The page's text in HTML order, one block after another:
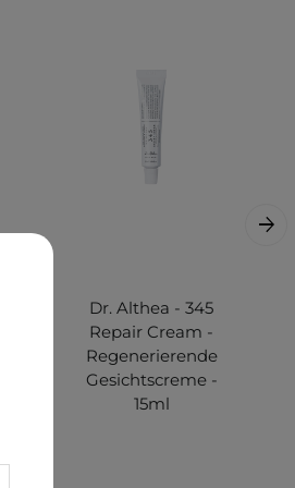
Dr. Althea - 345
Repair Cream -
Regenerierende
Gesichtscreme -
15ml